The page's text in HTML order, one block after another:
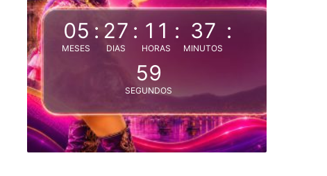
05
MESES
: 27
DIAS
: 11
HORAS
: 37
MINUTOS
:
58
SEGUNDOS